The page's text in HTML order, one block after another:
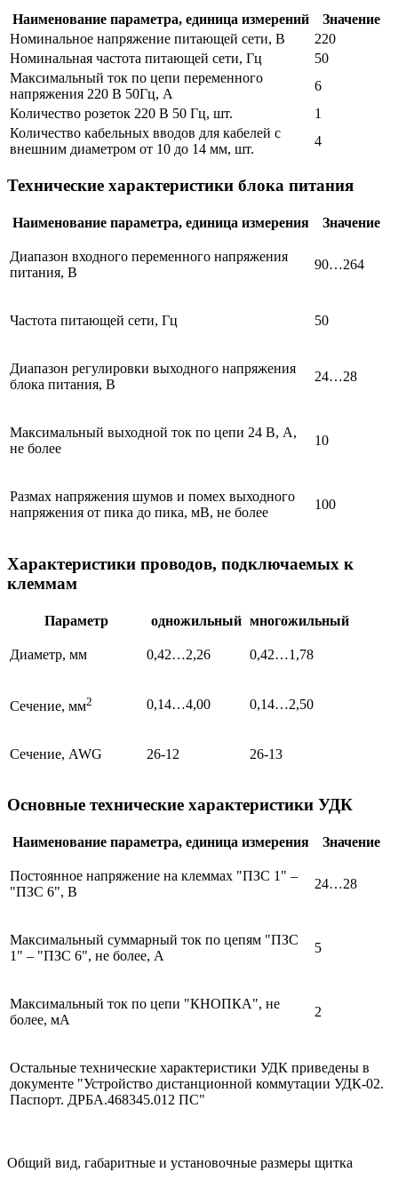
Наименование параметра, единица измерений
Значение
Номинальное напряжение питающей сети, В
220
Номинальная частота питающей сети, Гц
50
Максимальный ток по цепи переменного
напряжения 220 В 50Гц, А
6
Количество розеток 220 В 50 Гц, шт.
1
Количество кабельных вводов для кабелей с
внешним диаметром от 10 до 14 мм, шт.
4
Технические характеристики блока питания
Наименование параметра, единица измерения Значение
Диапазон входного переменного напряжения
питания, В
90…264
Частота питающей сети, Гц 50
Диапазон регулировки выходного напряжения
блока питания, В
24…28
Максимальный выходной ток по цепи 24 В, А,
не более
10
Размах напряжения шумов и помех выходного
напряжения от пика до пика, мВ, не более
100
Характеристики проводов, подключаемых к
клеммам
Параметр одножильный многожильный
Диаметр, мм 0,42…2,26 0,42…1,78
Сечение, мм2 0,14…4,00 0,14…2,50
Сечение, AWG 26-12 26-13
Основные технические характеристики УДК
Наименование параметра, единица измерения Значение
Постоянное напряжение на клеммах "ПЗC 1" –
"ПЗС 6", В
24…28
Максимальный суммарный ток по цепям "ПЗC
1" – "ПЗС 6", не более, А
5
Максимальный ток по цепи "КНОПКА", не
более, мА
2
Остальные технические характеристики УДК приведены в
документе "Устройство дистанционной коммутации УДК-02.
Паспорт. ДРБА.468345.012 ПС"
Общий вид, габаритные и установочные размеры щитка